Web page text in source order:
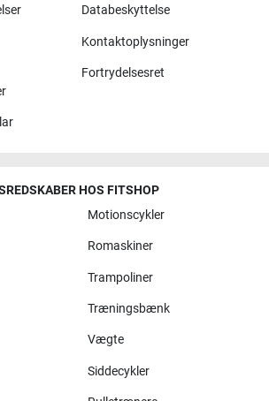
Databeskyttelse
Kontaktoplysninger
Fortrydelsesret
HOS FITSHOP
Motionscykler
Romaskiner
Trampoliner
Træningsbænk
Vægte
Siddecykler